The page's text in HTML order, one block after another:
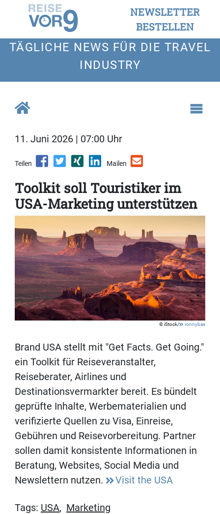
NEWSLETTER
BESTELLEN
TÄGLICHE NEWS FÜR DIE TRAVEL
INDUSTRY
11. Juni 2026 | 07:00 Uhr
Teilen Mailen
Toolkit soll Touristiker im
USA-Marketing unterstützen
iStock/ ronnybas
Brand USA stellt mit "Get Facts. Get Going."
ein Toolkit für Reiseveranstalter,
Reiseberater, Airlines und
Destinationsvermarkter bereit. Es bündelt
geprüfte Inhalte, Werbematerialien und
verifizierte Quellen zu Visa, Einreise,
Gebühren und Reisevorbereitung. Partner
sollen damit konsistente Informationen in
Beratung, Websites, Social Media und
Newslettern nutzen.
Visit the USA
Tags: USA, Marketing